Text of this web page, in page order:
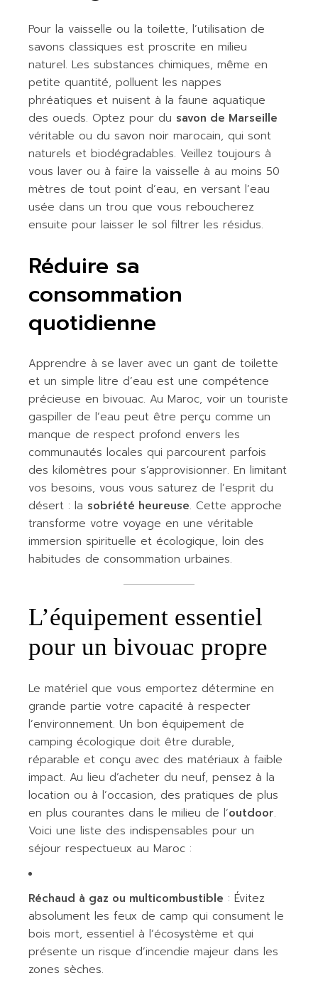
Pour la vaisselle ou la toilette, l’utilisation de
savons classiques est proscrite en milieu
naturel. Les substances chimiques, même en
petite quantité, polluent les nappes
phréatiques et nuisent à la faune aquatique
des oueds. Optez pour du savon de Marseille
véritable ou du savon noir marocain, qui sont
naturels et biodégradables. Veillez toujours à
vous laver ou à faire la vaisselle à au moins 50
mètres de tout point d’eau, en versant l’eau
usée dans un trou que vous reboucherez
ensuite pour laisser le sol filtrer les résidus.
Réduire sa
consommation
quotidienne
Apprendre à se laver avec un gant de toilette
et un simple litre d’eau est une compétence
précieuse en bivouac. Au Maroc, voir un touriste
gaspiller de l’eau peut être perçu comme un
manque de respect profond envers les
communautés locales qui parcourent parfois
des kilomètres pour s’approvisionner. En limitant
vos besoins, vous vous saturez de l’esprit du
désert : la sobriété heureuse. Cette approche
transforme votre voyage en une véritable
immersion spirituelle et écologique, loin des
habitudes de consommation urbaines.
L’équipement essentiel
pour un bivouac propre
Le matériel que vous emportez détermine en
grande partie votre capacité à respecter
l’environnement. Un bon équipement de
camping écologique doit être durable,
réparable et conçu avec des matériaux à faible
impact. Au lieu d’acheter du neuf, pensez à la
location ou à l’occasion, des pratiques de plus
en plus courantes dans le milieu de l’outdoor.
Voici une liste des indispensables pour un
séjour respectueux au Maroc :
Réchaud à gaz ou multicombustible : Évitez
absolument les feux de camp qui consument le
bois mort, essentiel à l’écosystème et qui
présente un risque d’incendie majeur dans les
zones sèches.